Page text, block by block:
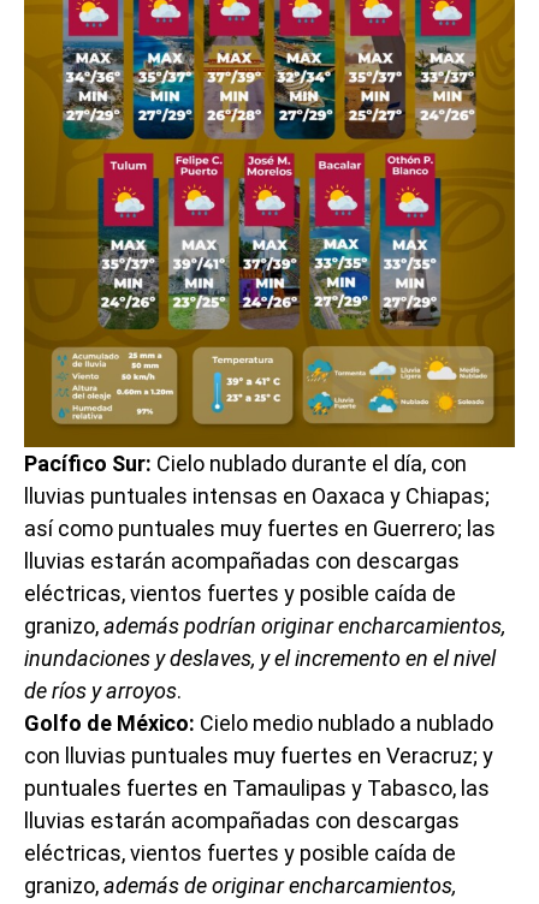
Pacífico Sur: Cielo nublado durante el día, con
lluvias puntuales intensas en Oaxaca y Chiapas;
así como puntuales muy fuertes en Guerrero; las
lluvias estarán acompañadas con descargas
eléctricas, vientos fuertes y posible caída de
granizo,además podrían originar encharcamientos,
inundaciones y deslaves, y el incremento en el nivel
de ríos y arroyos.
Golfo de México: Cielo medio nublado a nublado
con lluvias puntuales muy fuertes en Veracruz; y
puntuales fuertes en Tamaulipas y Tabasco, las
lluvias estarán acompañadas con descargas
eléctricas, vientos fuertes y posible caída de
granizo,además de originar encharcamientos,